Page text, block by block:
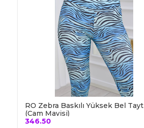
RO Zebra Baskılı Yüksek Bel Tayt
(Cam Mavisi)
346.50